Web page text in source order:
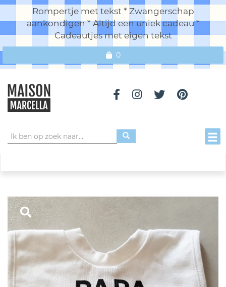
Rompertje met tekst * Zwangerschap
aankondigen * Altijd een uniek cadeau *
Cadeautjes met eigen tekst
0